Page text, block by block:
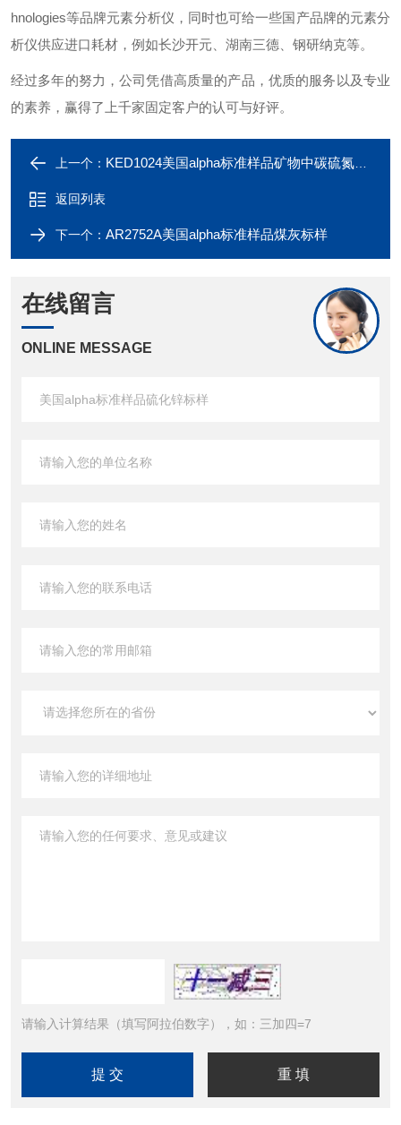
hnologies等品牌元素分析仪，同时也可给一些国产品牌的元素分
析仪供应进口耗材，例如长沙开元、湖南三德、钢研纳克等。
经过多年的努力，公司凭借高质量的产品，优质的服务以及专业
的素养，赢得了上千家固定客户的认可与好评。
上一个： KED1024美国alpha标准样品矿物中碳硫氮标样
返回列表
下一个： AR2752A美国alpha标准样品煤灰标样
在线留言
ONLINE MESSAGE
请输入计算结果（填写阿拉伯数字），如：三加四=7